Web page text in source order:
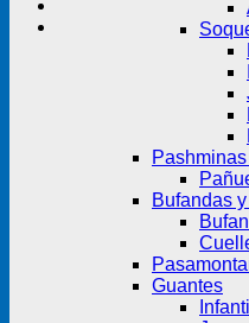
Bufandas
Guantes
Infantil